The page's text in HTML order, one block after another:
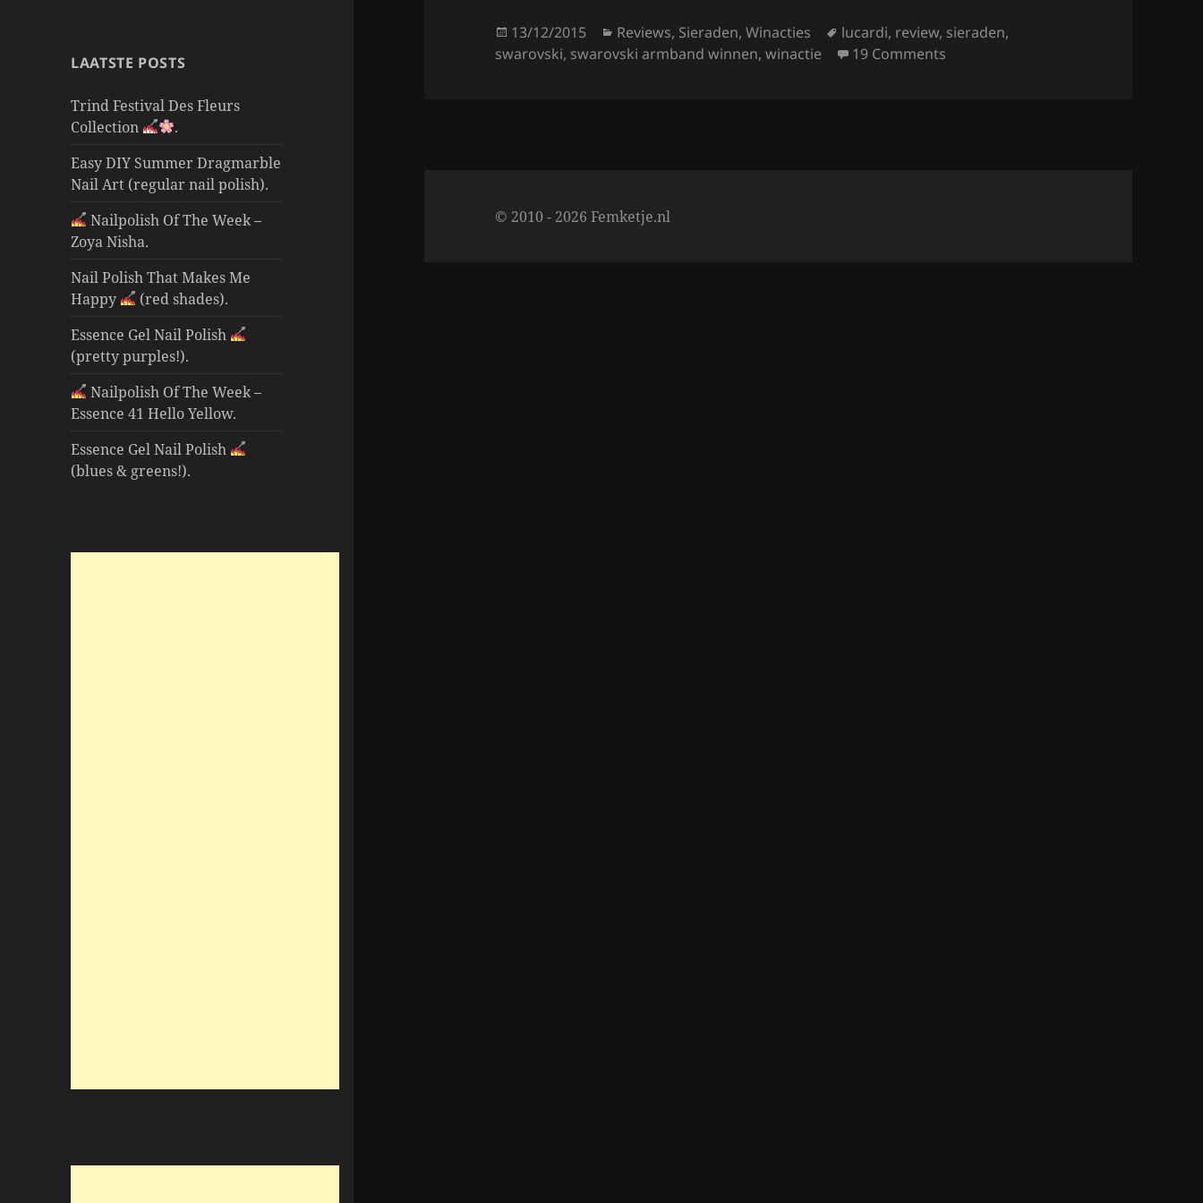
LAATSTE POSTS
Trind Festival Des Fleurs
Collection
.
Easy DIY Summer Dragmarble
Nail Art (regular nail polish).
Nailpolish Of The Week –
Zoya Nisha.
Nail Polish That Makes Me
Happy
(red shades).
Essence Gel Nail Polish
(pretty purples!).
Nailpolish Of The Week –
Essence 41 Hello Yellow.
Essence Gel Nail Polish
(blues & greens!).
o
o
Posted
on
13/12/2015 Categories
Reviews, Sieraden,Winacties Tags
lucardi, review, sieraden,
swarovski, swarovski armband winnen,winactie 19 Comments
© 2010 - 2026 Femketje.nl